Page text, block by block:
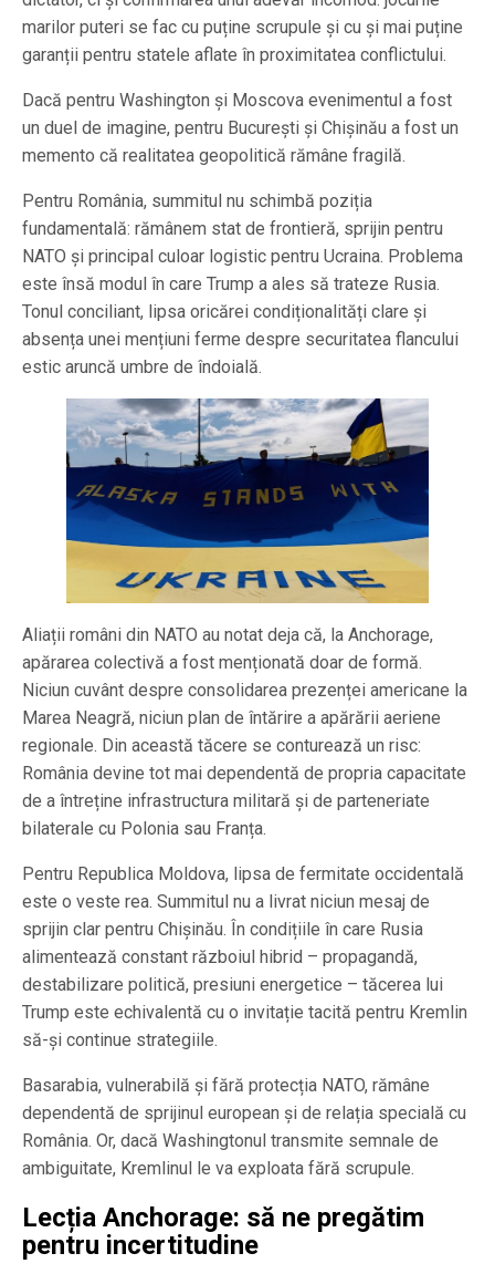
marilor puteri se fac cu puține scrupule și cu și mai puține
garanții pentru statele aflate în proximitatea conflictului.
Dacă pentru Washington și Moscova evenimentul a fost
un duel de imagine, pentru București și Chișinău a fost un
memento că realitatea geopolitică rămâne fragilă.
Pentru România, summitul nu schimbă poziția
fundamentală: rămânem stat de frontieră, sprijin pentru
NATO și principal culoar logistic pentru Ucraina. Problema
este însă modul în care Trump a ales să trateze Rusia.
Tonul conciliant, lipsa oricărei condiționalități clare și
absența unei mențiuni ferme despre securitatea flancului
estic aruncă umbre de îndoială.
Aliații români din NATO au notat deja că, la Anchorage,
apărarea colectivă a fost menționată doar de formă.
Niciun cuvânt despre consolidarea prezenței americane la
Marea Neagră, niciun plan de întărire a apărării aeriene
regionale. Din această tăcere se conturează un risc:
România devine tot mai dependentă de propria capacitate
de a întreține infrastructura militară și de parteneriate
bilaterale cu Polonia sau Franța.
Pentru Republica Moldova, lipsa de fermitate occidentală
este o veste rea. Summitul nu a livrat niciun mesaj de
sprijin clar pentru Chișinău. În condițiile în care Rusia
alimentează constant războiul hibrid – propagandă,
destabilizare politică, presiuni energetice – tăcerea lui
Trump este echivalentă cu o invitație tacită pentru Kremlin
să-și continue strategiile.
Basarabia, vulnerabilă și fără protecția NATO, rămâne
dependentă de sprijinul european și de relația specială cu
România. Or, dacă Washingtonul transmite semnale de
ambiguitate, Kremlinul le va exploata fără scrupule.
Lecția Anchorage: să ne pregătim
pentru incertitudine